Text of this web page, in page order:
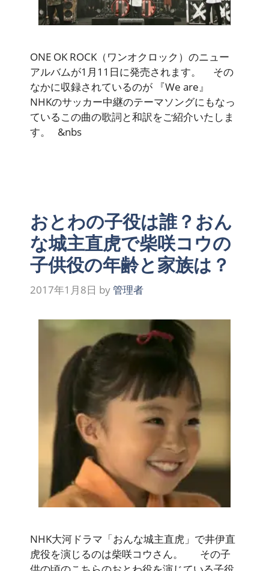
ONE OK ROCK（ワンオクロック）のニュー
アルバムが1月11日に発売されます。 その
なかに収録されているのが 『We are』
NHKのサッカー中継のテーマソングにもなっ
ているこの曲の歌詞と和訳をご紹介いたしま
す。 &nbs
おとわの子役は誰？おん
な城主直虎で柴咲コウの
子供役の年齢と家族は？
2017年1月8日 by管理者
NHK大河ドラマ「おんな城主直虎」で井伊直
虎役を演じるのは柴咲コウさん。 その子